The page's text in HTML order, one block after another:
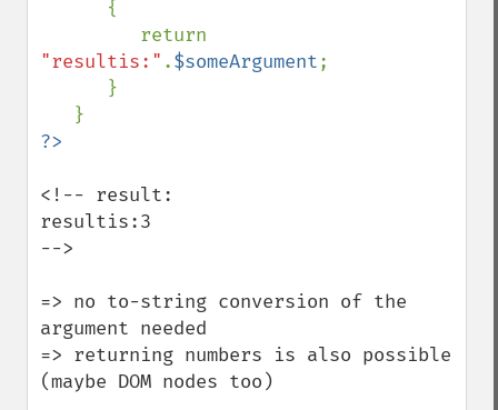
"resultis:" .$someArgument;
<!-- result:
resultis:3
-->
=> no to-string conversion of the
argument needed
=> returning numbers is also possible
(maybe DOM nodes too)